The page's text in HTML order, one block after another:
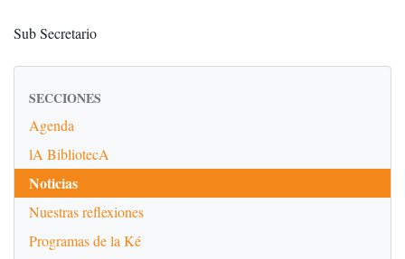
Sub Secretario
SECCIONES
Agenda
lA BibliotecA
Noticias
Nuestras reflexiones
Programas de la Ké